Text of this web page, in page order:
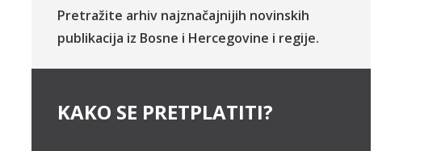
Pretražite arhiv najznačajnijih novinskih
publikacija iz Bosne i Hercegovine i regije.
KAKO SE PRETPLATITI?